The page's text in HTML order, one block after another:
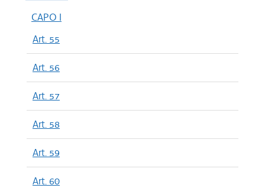
CAPO I
Art. 55
Art. 56
Art. 57
Art. 58
Art. 59
Art. 60